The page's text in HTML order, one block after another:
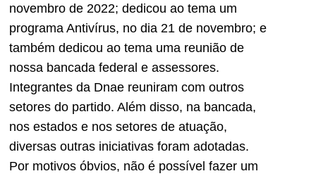
novembro de 2022; dedicou ao tema um
programa Antivírus, no dia 21 de novembro; e
também dedicou ao tema uma reunião de
nossa bancada federal e assessores.
Integrantes da Dnae reuniram com outros
setores do partido. Além disso, na bancada,
nos estados e nos setores de atuação,
diversas outras iniciativas foram adotadas.
Por motivos óbvios, não é possível fazer um